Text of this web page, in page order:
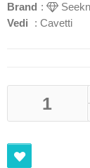
Brand :
Vedi
: Cavetti